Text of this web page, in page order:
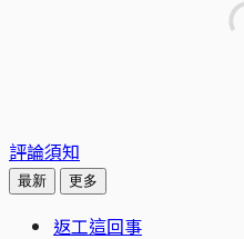
評論須知
最新 更多
返工這回事